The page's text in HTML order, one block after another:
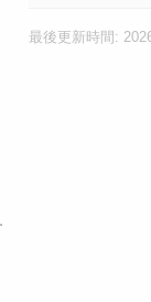
最後更新時間: